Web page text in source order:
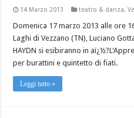
14 Marzo 2013 teatro & danza,
Domenica 17 marzo 2013 alle ore
Laghi di Vezzano (TN), Luciano
HAYDN si esibiranno in
per burattini e quintetto di fiati.
Leggi tutto »